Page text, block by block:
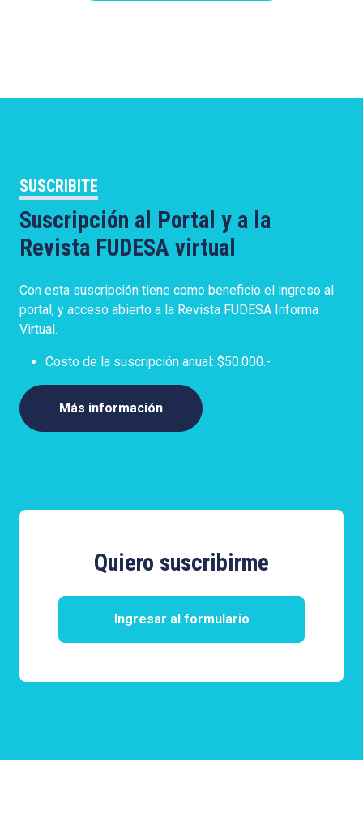
SUSCRIBITE
Suscripción al Portal y a la
Revista FUDESA virtual
Con esta suscripción tiene como beneficio el ingreso al
portal, y acceso abierto a la Revista FUDESA Informa
Virtual.
Costo de la suscripción anual: $50.000.-
Más información
Quiero suscribirme
Ingresar al formulario